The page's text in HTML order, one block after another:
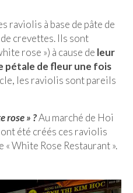
raviolis à base de pâte de
crevettes. Ils sont
rose ») à cause de leur
pétale de fleur une fois
les raviolis sont pareils
rose » ?Au marché de Hoi
été créés ces raviolis
« White Rose Restaurant ».